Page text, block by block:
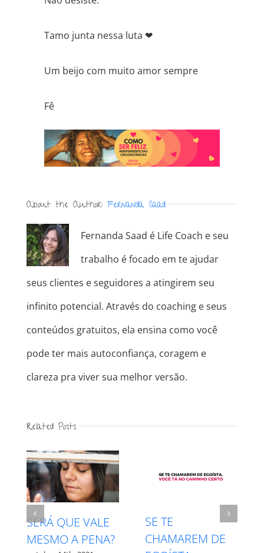
Tamo junta nessa luta ❤
Um beijo com muito amor sempre
Fê
About the Author: Fernanda Saad
Fernanda Saad é Life Coach e seu
trabalho é focado em te ajudar
seus clientes e seguidores a atingirem seu
infinito potencial. Através do coaching e seus
conteúdos gratuitos, ela ensina como você
pode ter mais autoconfiança, coragem e
clareza pra viver sua melhor versão.
Related Posts
INTUIÇÃO X
MEDO – QUAL É
RESPEITE SEU
PROCESSO